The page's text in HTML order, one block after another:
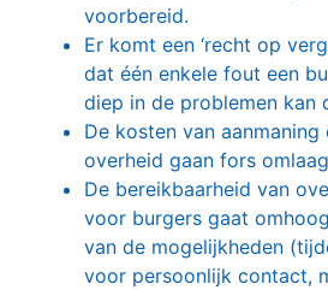
voorbereid.
Er komt een ‘recht op
dat één enkele fout een
diep in de problemen kan
De kosten van
overheid gaan fors
De bereikbaarheid van
voor burgers gaat
van de mogelijkheden
voor persoonlijk contact,